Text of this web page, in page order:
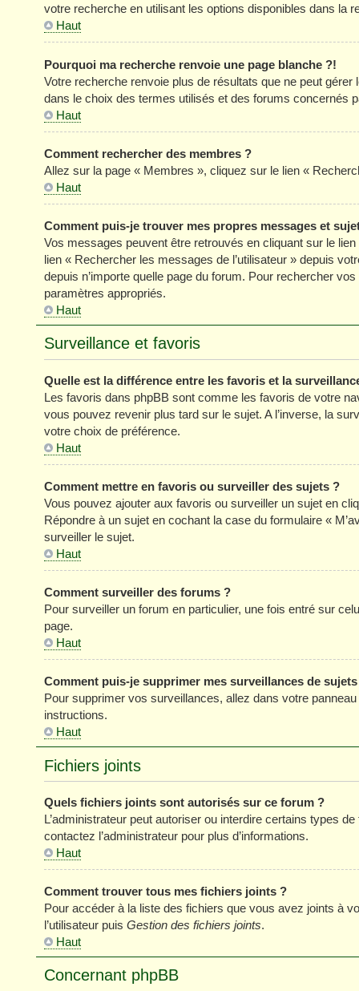
votre recherche en utilisant les options disponibles dans la
Haut
Pourquoi ma recherche renvoie une page blanche ?!
Votre recherche renvoie plus de résultats que ne peut
dans le choix des termes utilisés et des forums concernés
Haut
Comment rechercher des membres ?
Allez sur la page « Membres », cliquez sur le lien «
Haut
Comment puis-je trouver mes propres messages et
Vos messages peuvent être retrouvés en cliquant sur le
lien « Rechercher les messages de l’utilisateur » depuis
depuis n’importe quelle page du forum. Pour rechercher
paramètres appropriés.
Haut
Surveillance et favoris
Quelle est la différence entre les favoris et la
Les favoris dans phpBB sont comme les favoris de votre
vous pouvez revenir plus tard sur le sujet. A l’inverse, la
votre choix de préférence.
Haut
Comment mettre en favoris ou surveiller des sujets ?
Vous pouvez ajouter aux favoris ou surveiller un sujet en
Répondre à un sujet en cochant la case du formulaire «
surveiller le sujet.
Haut
Comment surveiller des forums ?
Pour surveiller un forum en particulier, une fois entré sur
page.
Haut
Comment puis-je supprimer mes surveillances de
Pour supprimer vos surveillances, allez dans votre
instructions.
Haut
Fichiers joints
Quels fichiers joints sont autorisés sur ce forum ?
L’administrateur peut autoriser ou interdire certains types
contactez l’administrateur pour plus d’informations.
Haut
Comment trouver tous mes fichiers joints ?
Pour accéder à la liste des fichiers que vous avez joints à
l’utilisateur puis Gestion des fichiers joints.
Haut
Concernant phpBB